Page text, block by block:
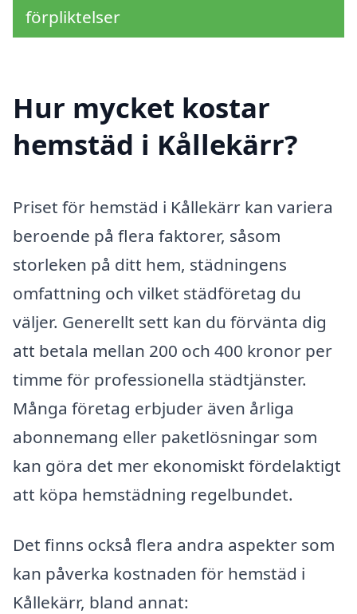
förpliktelser
Hur mycket kostar
hemstäd i Kållekärr?
Priset för hemstäd i Kållekärr kan variera
beroende på flera faktorer, såsom
storleken på ditt hem, städningens
omfattning och vilket städföretag du
väljer. Generellt sett kan du förvänta dig
att betala mellan 200 och 400 kronor per
timme för professionella städtjänster.
Många företag erbjuder även årliga
abonnemang eller paketlösningar som
kan göra det mer ekonomiskt fördelaktigt
att köpa hemstädning regelbundet.
Det finns också flera andra aspekter som
kan påverka kostnaden för hemstäd i
Kållekärr, bland annat: